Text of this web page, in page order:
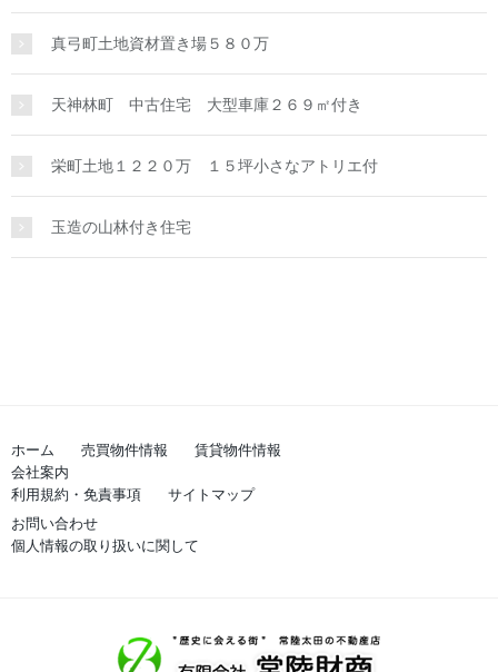
真弓町土地資材置き場５８０万
天神林町 中古住宅 大型車庫２６９㎡付き
栄町土地１２２０万 １５坪小さなアトリエ付
玉造の山林付き住宅
ホーム 売買物件情報
賃貸物件情報
会社案内
利用規約・免責事項
サイトマップ
お問い合わせ
個人情報の取り扱いに関して